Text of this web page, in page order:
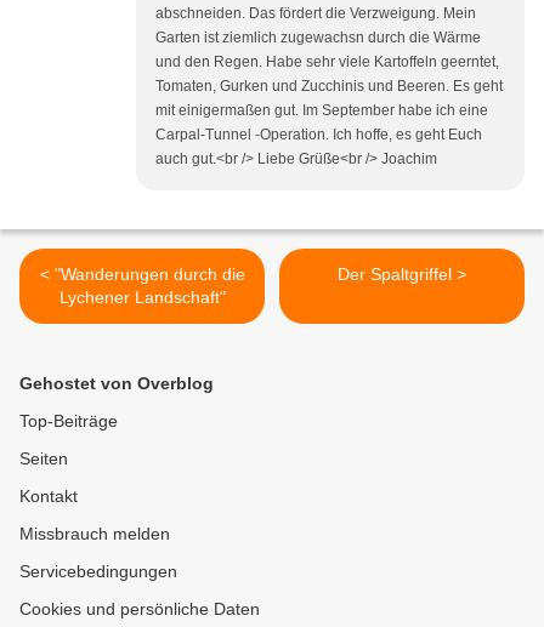
abschneiden. Das fördert die Verzweigung. Mein
Garten ist ziemlich zugewachsn durch die Wärme
und den Regen. Habe sehr viele Kartoffeln geerntet,
Tomaten, Gurken und Zucchinis und Beeren. Es geht
mit einigermaßen gut. Im September habe ich eine
Carpal-Tunnel -Operation. Ich hoffe, es geht Euch
auch gut.<br /> Liebe Grüße<br /> Joachim
< "Wanderungen durch die
Lychener Landschaft"
Der Spaltgriffel >
Gehostet von Overblog
Top-Beiträge
Seiten
Kontakt
Missbrauch melden
Servicebedingungen
Cookies und persönliche Daten